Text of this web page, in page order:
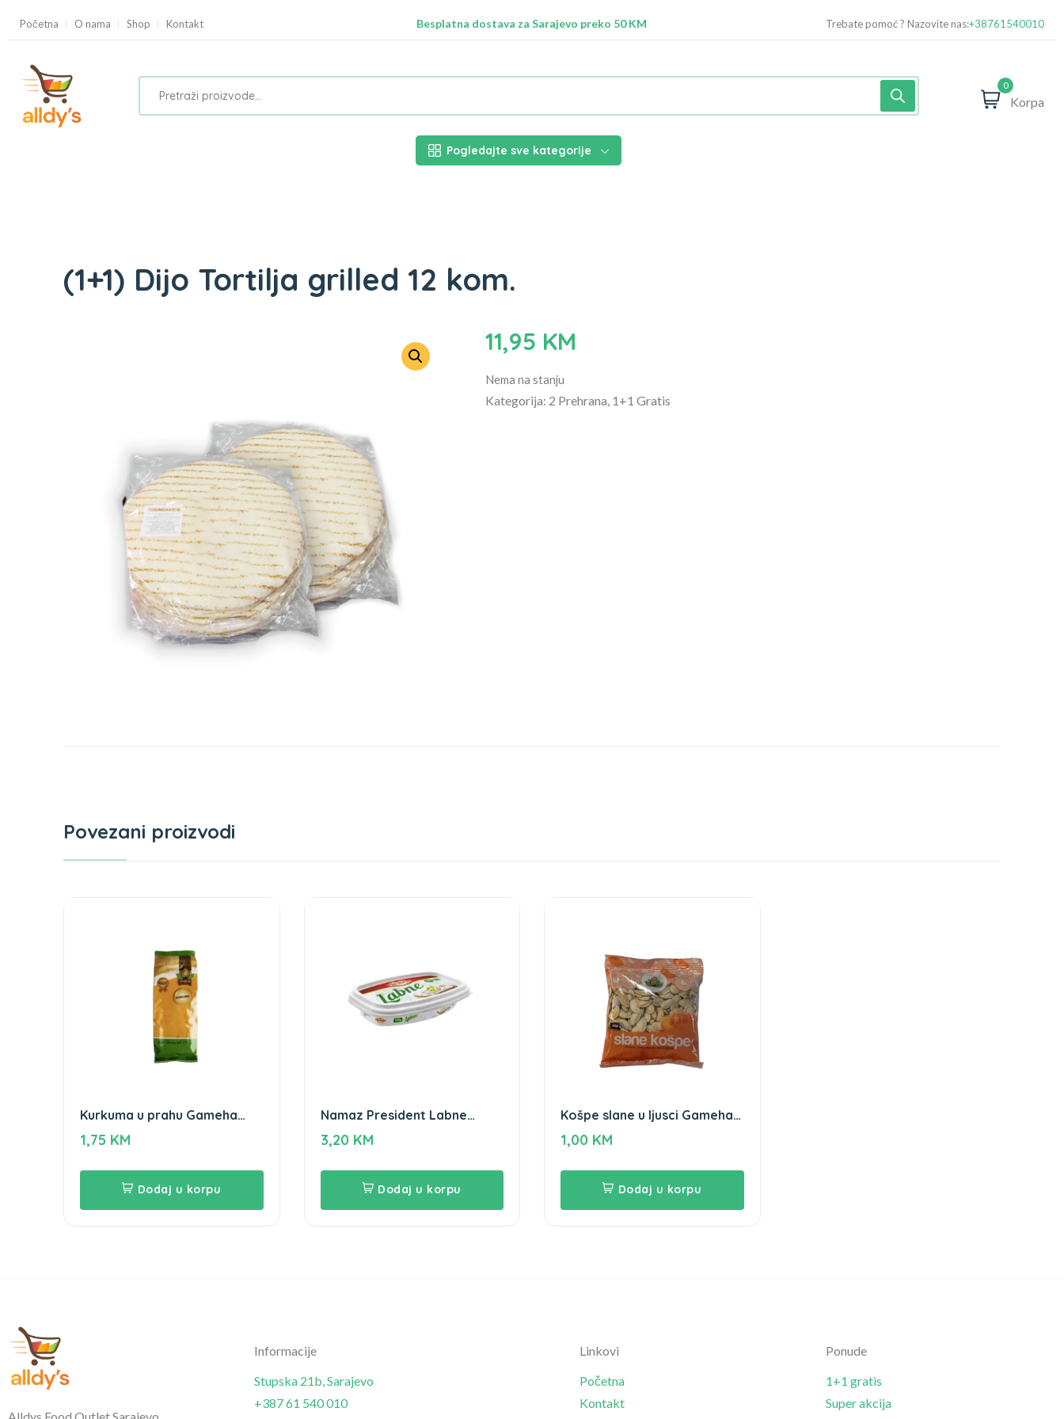
Početna O nama Shop Kontakt
Besplatna dostava za Sarajevo preko 50 KM
Trebate pomoć ? Nazovite nas:+38761540010
0
Korpa
Pogledajte sve kategorije
(1+1) Dijo Tortilja grilled 12 kom.
11,95 KM
Nema na stanju
Kategorija: 2 Prehrana, 1+1 Gratis
Povezani proizvodi
Kurkuma u prahu Gameha
100gr
1,75 KM
Dodaj u korpu
Namaz President Labne
200gr
3,20 KM
Dodaj u korpu
Košpe slane u ljusci Gameha
70g
1,00 KM
Dodaj u korpu
Informacije
Stupska 21b, Sarajevo
+387 61 540 010
Linkovi
Početna
Kontakt
Ponude
1+1 gratis
Super akcija